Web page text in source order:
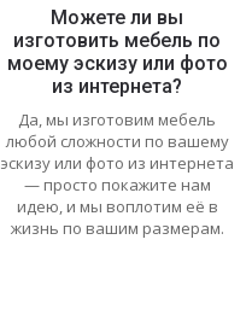
Можете ли вы
изготовить мебель по
моему эскизу или фото
из интернета?
Да, мы изготовим мебель
любой сложности по вашему
эскизу или фото из интернета
— просто покажите нам
идею, и мы воплотим её в
жизнь по вашим размерам.